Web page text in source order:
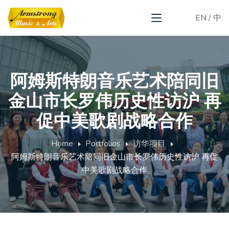
EN / 中
阿姆斯特朗音乐艺术陪同旧
金山市长罗伟历史性访沪 再
促中美歌剧战略合作
Home Portfolios
访华项目
阿姆斯特朗音乐艺术陪同旧金山市长罗伟历史性访沪 再促
中美歌剧战略合作